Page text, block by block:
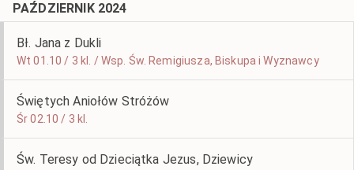
PAŹDZIERNIK 2024
Bł. Jana z Dukli
Wt 01.10 / 3 kl. / Wsp. Św. Remigiusza, Biskupa i Wyznawcy
Świętych Aniołów Stróżów
Śr 02.10 / 3 kl.
Św. Teresy od Dzieciątka Jezus, Dziewicy